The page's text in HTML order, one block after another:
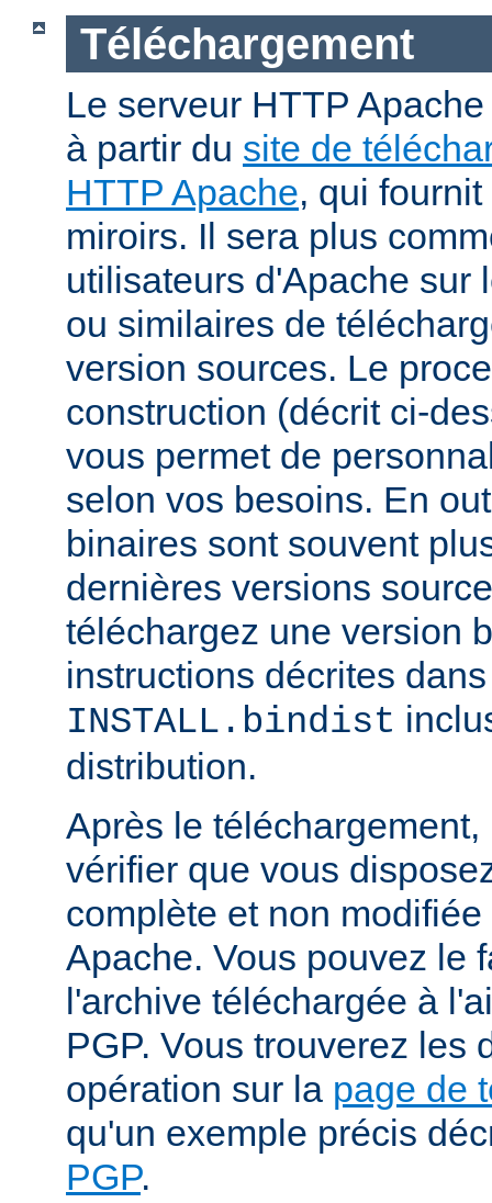
Téléchargement
Le serveur HTTP
à partir du site de
HTTP Apache, qui
miroirs. Il sera plus
utilisateurs d'Apache sur
ou similaires de
version sources. Le
construction (décrit ci-
vous permet de
selon vos besoins. En
binaires sont souvent
dernières versions
téléchargez une version
instructions décrites
INSTALL.bindist
distribution.
Après le
vérifier que vous
complète et non
Apache. Vous pouvez le
l'archive téléchargée à
PGP. Vous trouverez les
opération sur la page de
qu'un exemple précis
PGP.